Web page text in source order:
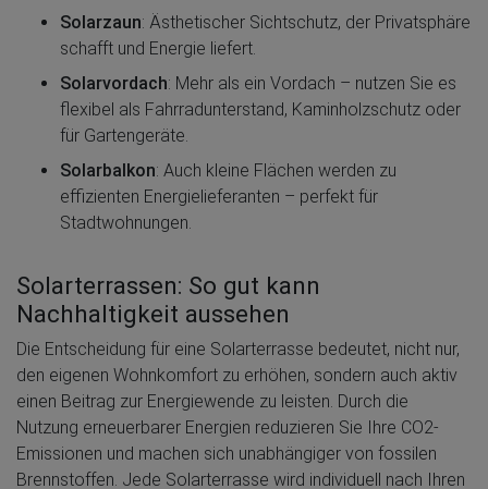
Solarzaun: Ästhetischer Sichtschutz, der Privatsphäre
schafft und Energie liefert.
Solarvordach: Mehr als ein Vordach – nutzen Sie es
flexibel als Fahrradunterstand, Kaminholzschutz oder
für Gartengeräte.
Solarbalkon: Auch kleine Flächen werden zu
effizienten Energielieferanten – perfekt für
Stadtwohnungen.
Solarterrassen: So gut kann
Nachhaltigkeit aussehen
Die Entscheidung für eine Solarterrasse bedeutet, nicht nur,
den eigenen Wohnkomfort zu erhöhen, sondern auch aktiv
einen Beitrag zur Energiewende zu leisten. Durch die
Nutzung erneuerbarer Energien reduzieren Sie Ihre CO2-
Emissionen und machen sich unabhängiger von fossilen
Brennstoffen. Jede Solarterrasse wird individuell nach Ihren